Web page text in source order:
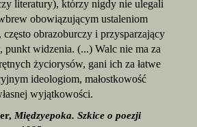
literatury), którzy nigdy nie ulegali
obowiązującym ustaleniom
często obrazoburczy i przysparzający
widzenia. (...) Walc nie ma za
życiorysów, gani ich za łatwe
ideologiom, małostkowość
wyjątkowości.
Międzyepoka. Szkice o poezji